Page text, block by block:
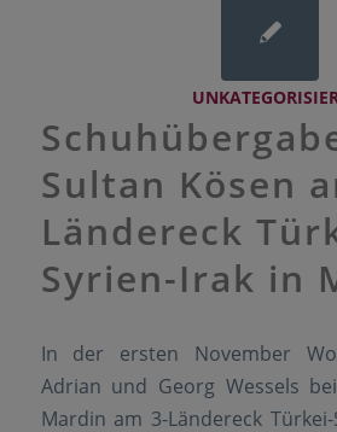
Sultan Kösen
Ländereck
Syrien-Irak in
In der ersten November
Adrian und Georg Wessels
Mardin am 3-Ländereck